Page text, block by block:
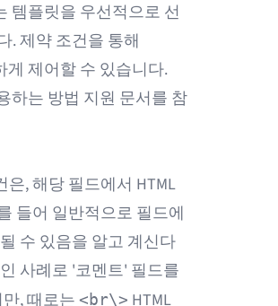
템플릿을 우선적으로 선
. 제약 조건을 통해
게 제어할 수 있습니다.
하는 방법 지원 문서를 참
, 해당 필드에서 HTML
들어 일반적으로 필드에
수 있음을 알고 계신다
사례로 '코멘트' 필드를
, 때로는 <br\> HTML